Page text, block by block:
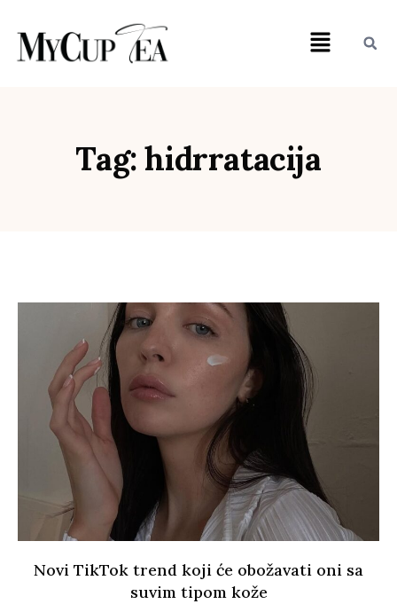
Tag: hidrratacija
Novi TikTok trend koji će obožavati oni sa
suvim tipom kože